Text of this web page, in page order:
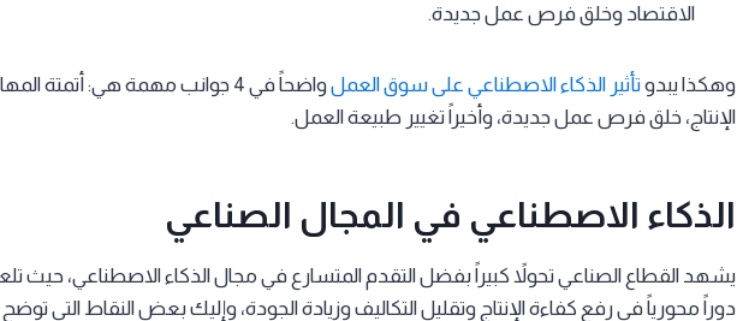
الاقتصاد وخلق فرص عمل جديدة.
وهكذا يبدوتأثير الذكاء الاصطناعي على سوق العمل
واضحاً في 4 جوانب مهمة هي: أتمتة
الإنتاج، خلق فرص عمل جديدة، وأخيراً تغيير طبيعة العمل.
الذكاء الاصطناعي في المجال الصناعي
يشهد القطاع الصناعي تحولاً كبيراً بفضل التقدم المتسارع في مجال الذكاء الاصطناعي، حيث
دوراً محورياً في رفع كفاءة الإنتاج وتقليل التكاليف وزيادة الجودة، وإليك بعض النقاط التي